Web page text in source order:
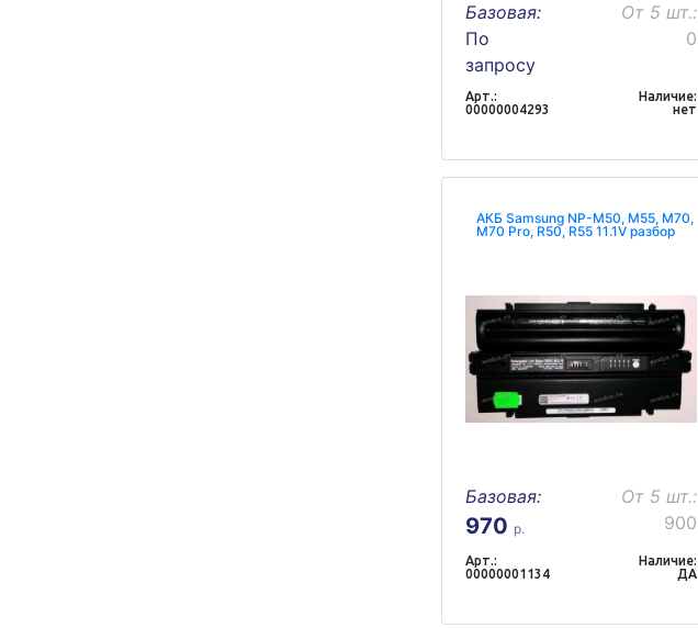
Базовая:
По
запросу
От 5 шт.:
0
Арт.:
00000004293
Наличие:
нет
АКБ Samsung NP-M50, M55, M70,
M70 Pro, R50, R55 11.1V разбор
Базовая:
970 р.
От 5 шт.:
900
Арт.:
00000001134
Наличие:
ДА